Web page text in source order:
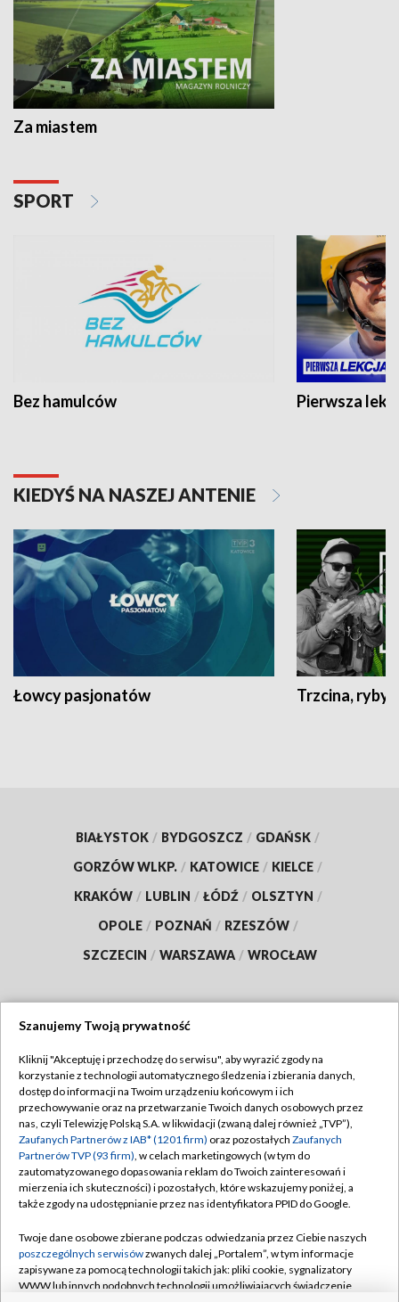
Za miastem
SPORT
Bez hamulców Pierwsza
KIEDYŚ NA NASZEJ ANTENIE
Łowcy pasjonatów Trzcina, ryby
BIAŁYSTOK / BYDGOSZCZ / GDAŃSK /
GORZÓW WLKP. / KATOWICE / KIELCE /
KRAKÓW / LUBLIN / ŁÓDŹ / OLSZTYN /
OPOLE / POZNAŃ / RZESZÓW /
SZCZECIN / WARSZAWA / WROCŁAW
TVP
Abonament TVP
Emisja w TVP
Centrum informacji TVP
Naziemna Telewizja Cyfrowa
Rada Programowa
System NOS
Regulamin TVP
Polityka prywatności
Moje zgody
Pomoc
Kontakt
Szanujemy Twoją prywatność
Kliknij "Akceptuję i przechodzę do serwisu", aby wyrazić zgody na
korzystanie z technologii automatycznego śledzenia i zbierania danych,
dostęp do informacji na Twoim urządzeniu końcowym i ich
przechowywanie oraz na przetwarzanie Twoich danych osobowych przez
nas, czyli Telewizję Polską S.A. w likwidacji (zwaną dalej również „TVP”),
Zaufanych Partnerów z IAB* (1201 firm) oraz pozostałych Zaufanych
Partnerów TVP (93 firm), w celach marketingowych (w tym do
zautomatyzowanego dopasowania reklam do Twoich zainteresowań i
mierzenia ich skuteczności) i pozostałych, które wskazujemy poniżej, a
także zgody na udostępnianie przez nas identyfikatora PPID do Google.
Twoje dane osobowe zbierane podczas odwiedzania przez Ciebie naszych
poszczególnych serwisówzwanych dalej „Portalem”, w tym informacje
zapisywane za pomocą technologii takich jak: pliki cookie, sygnalizatory
WWW lub innych podobnych technologii umożliwiających świadczenie